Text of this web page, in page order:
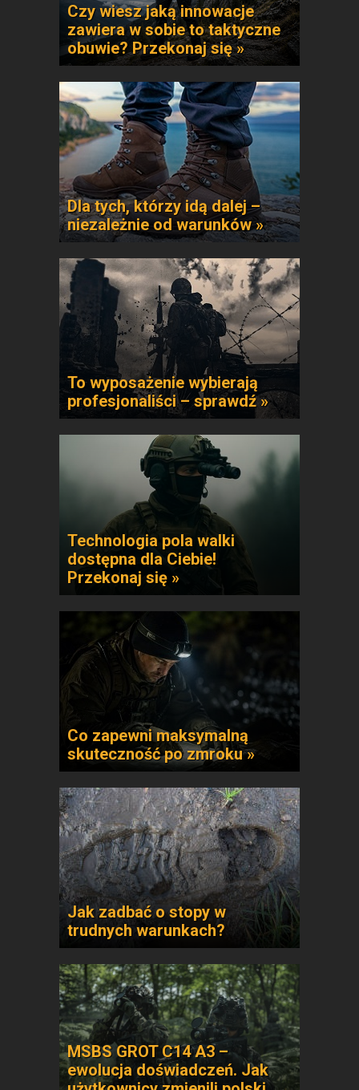
Czy wiesz jaką innowacje
zawiera w sobie to taktyczne
obuwie? Przekonaj się »
Dla tych, którzy idą dalej –
niezależnie od warunków »
To wyposażenie wybierają
profesjonaliści – sprawdź »
Technologia pola walki
dostępna dla Ciebie!
Przekonaj się »
Co zapewni maksymalną
skuteczność po zmroku »
Jak zadbać o stopy w
trudnych warunkach?
MSBS GROT C14 A3 –
ewolucja doświadczeń. Jak